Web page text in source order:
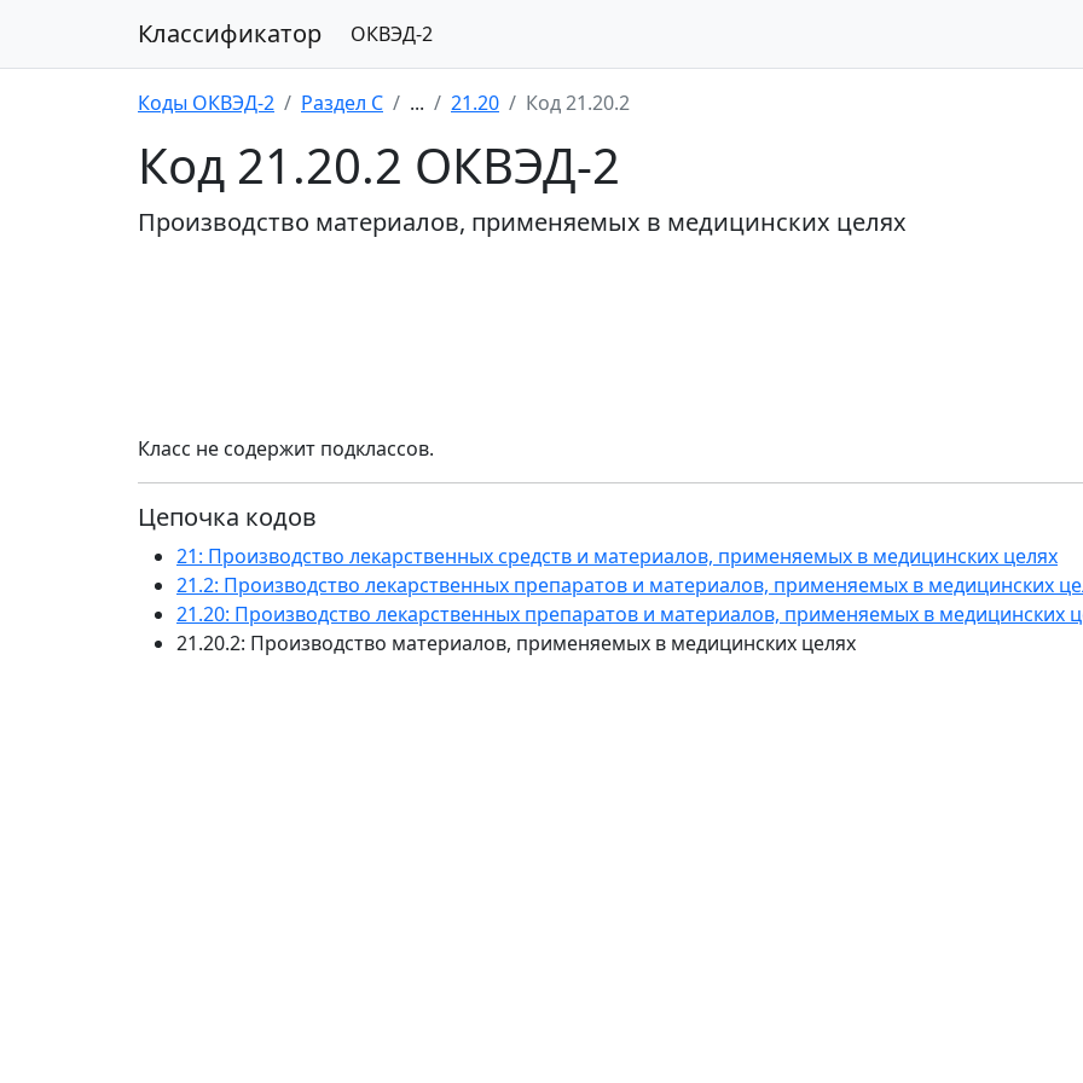
Классификатор ОКВЭД-2
Коды ОКВЭД-2 Раздел C ... 21.20 Код 21.20.2
Код 21.20.2 ОКВЭД-2
Производство материалов, применяемых в медицинских целях
Класс не содержит подклассов.
Цепочка кодов
21: Производство лекарственных средств и материалов, применяемых в медицинских целях
21.2: Производство лекарственных препаратов и материалов, применяемых в медицинских
21.20: Производство лекарственных препаратов и материалов, применяемых в медицинских
21.20.2: Производство материалов, применяемых в медицинских целях